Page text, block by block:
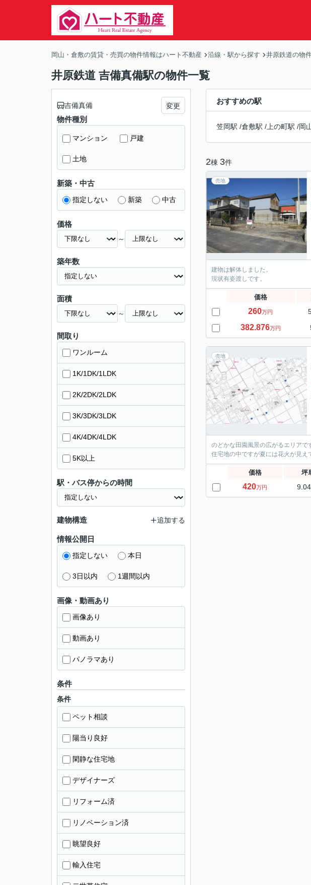
岡山・倉敷の賃貸・売買の物件情報はハート不動産 沿線・駅から探す 井原鉄道の物
井原鉄道 吉備真備駅の物件一覧
おすすめの駅
笠岡駅 /倉敷駅 / 上の町駅 /岡
2棟 3件
売地
建物は解体しました。
現状有姿渡しです。
価格
260万円
382.876万円
売地
のどかな田園風景の広がるエリアで
住宅地の中ですが夏には花火が見え
価格 坪
420万円
吉備真備 変更
物件種別
マンション 戸建
土地
新築・中古
指定しない 新築 中古
価格
～
築年数
面積
～
間取り
ワンルーム
1K/1DK/1LDK
2K/2DK/2LDK
3K/3DK/3LDK
4K/4DK/4LDK
5K以上
駅・バス停からの時間
建物構造 追加する
情報公開日
指定しない 本日
3日以内 1週間以内
画像・動画あり
画像あり
動画あり
パノラマあり
条件
条件
ペット相談
陽当り良好
閑静な住宅地
デザイナーズ
リフォーム済
リノベーション済
眺望良好
輸入住宅